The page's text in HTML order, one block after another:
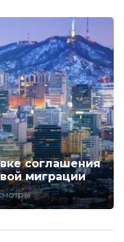
соглашения
миграции